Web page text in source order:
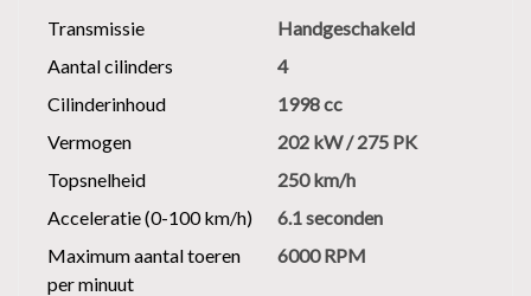
Transmissie
Handgeschakeld
Aantal cilinders
4
Cilinderinhoud
1998 cc
Vermogen
202 kW / 275 PK
Topsnelheid
250 km/h
Acceleratie (0-100 km/h)
6.1 seconden
Maximum aantal toeren
per minuut
6000 RPM